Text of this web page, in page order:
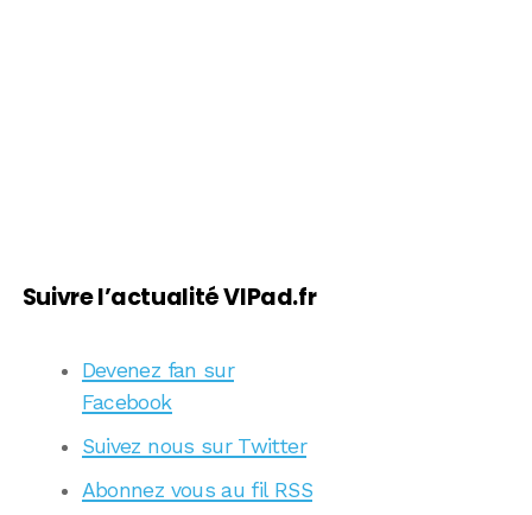
Suivre l’actualité VIPad.fr
Devenez fan sur
Facebook
Suivez nous sur Twitter
Abonnez vous au fil RSS